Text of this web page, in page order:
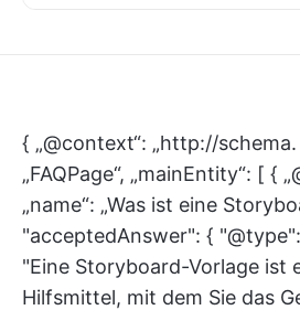
{ „@context“: „http://schema.
„FAQPage“, „mainEntity“: [ {
„name“: „Was ist eine
"acceptedAnswer": {
"Eine Storyboard-Vorlage ist
Hilfsmittel, mit dem Sie das